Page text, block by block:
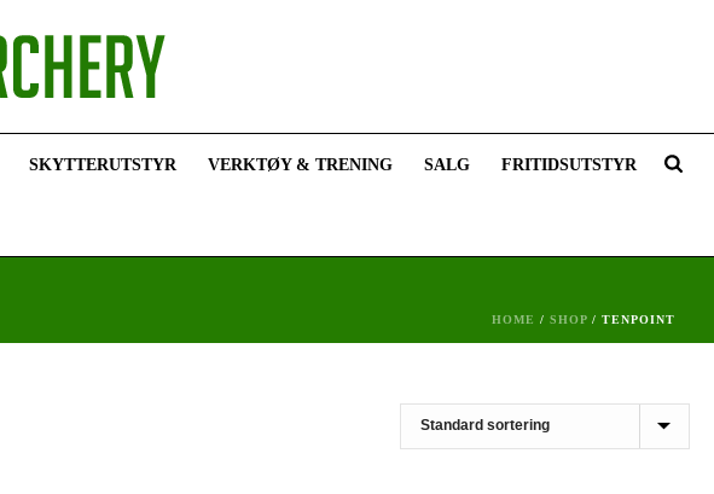
SKYTTERUTSTYR VERKTØY & TRENING SALG FRITIDSUTSTYR
HOME / SHOP / TENPOINT